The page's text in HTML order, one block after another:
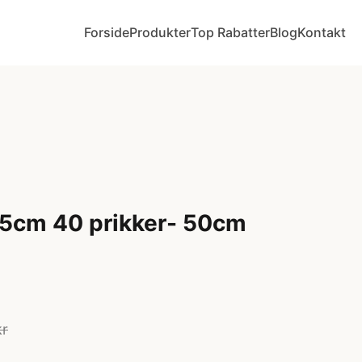
ForsideProdukterTop RabatterBlogKontakt
40 prikker- 50cm